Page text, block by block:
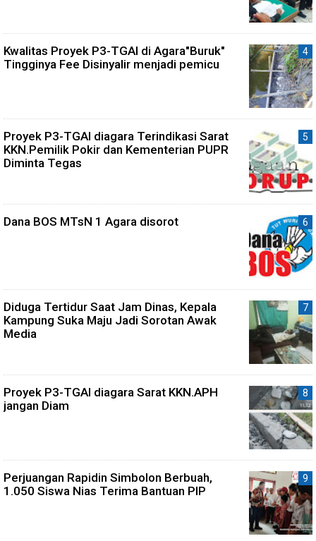
Kwalitas Proyek P3-TGAI di Agara"Buruk"
Tingginya Fee Disinyalir menjadi pemicu
Proyek P3-TGAI diagara Terindikasi Sarat
KKN.Pemilik Pokir dan Kementerian PUPR
Diminta Tegas
Dana BOS MTsN 1 Agara disorot
Diduga Tertidur Saat Jam Dinas, Kepala
Kampung Suka Maju Jadi Sorotan Awak
Media
Proyek P3-TGAI diagara Sarat KKN.APH
jangan Diam
Perjuangan Rapidin Simbolon Berbuah,
1.050 Siswa Nias Terima Bantuan PIP